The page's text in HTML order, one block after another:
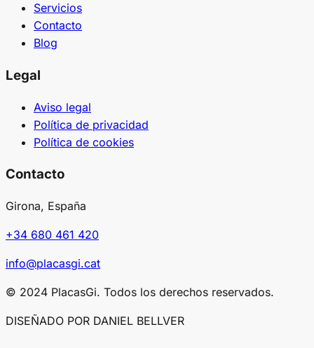
Servicios
Contacto
Blog
Legal
Aviso legal
Política de privacidad
Política de cookies
Contacto
Girona, España
+34 680 461 420
info@placasgi.cat
© 2024 PlacasGi. Todos los derechos reservados.
DISEÑADO POR DANIEL BELLVER